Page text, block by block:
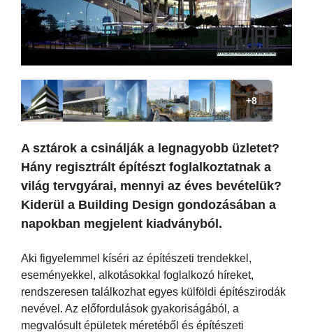
+8
A sztárok a csinálják a legnagyobb üzletet?
Hány regisztrált építészt foglalkoztatnak a
világ tervgyárai, mennyi az éves bevételük?
Kiderül a Building Design gondozásában a
napokban megjelent kiadványból.
Aki figyelemmel kíséri az építészeti trendekkel,
eseményekkel, alkotásokkal foglalkozó híreket,
rendszeresen találkozhat egyes külföldi építészirodák
nevével. Az előfordulások gyakoriságából, a
megvalósult épületek méretéből és építészeti